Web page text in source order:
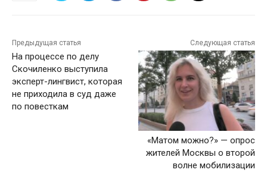
Предыдущая статья
На процессе по делу
Скочиленко выступила
эксперт-лингвист, которая
не приходила в суд даже
по повесткам
Следующая статья
«Матом можно?» — опрос
жителей Москвы о второй
волне мобилизации